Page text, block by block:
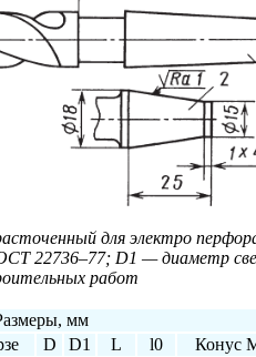
для электро
22736–77; D1 — диаметр
работ
мм
D D1 L l0
Конус